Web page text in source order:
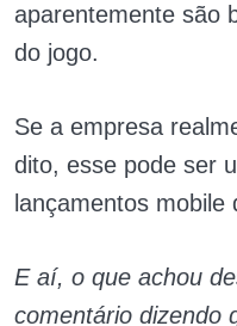
aparentemente são
do jogo.
Se a empresa
dito, esse pode ser
lançamentos
E aí, o que achou
comentário dizendo